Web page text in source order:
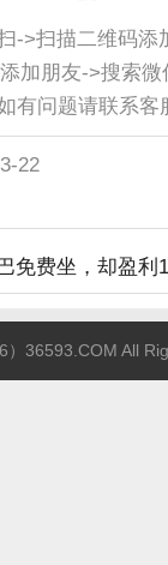
->扫描二维码添
加朋友->搜索微
有问题请联系客
22
免费坐，却盈利1
商业模式......
36593.COM All